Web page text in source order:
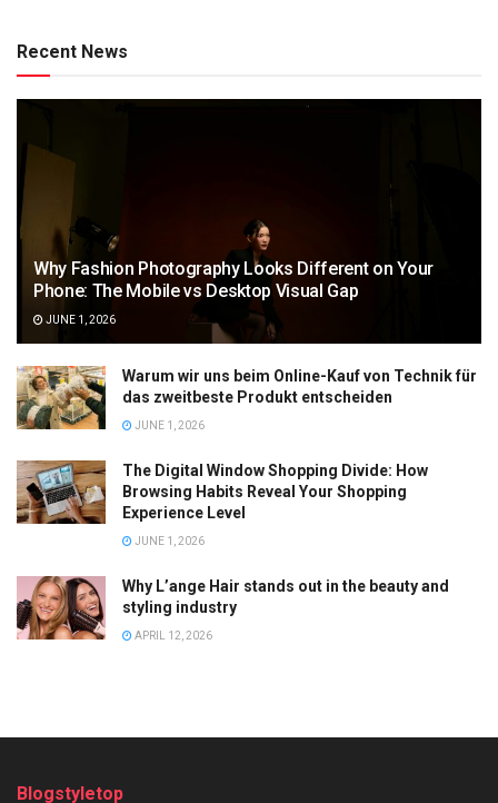
Recent News
Why Fashion Photography Looks Different on Your
Phone: The Mobile vs Desktop Visual Gap
JUNE 1, 2026
Warum wir uns beim Online-Kauf von Technik für
das zweitbeste Produkt entscheiden
JUNE 1, 2026
The Digital Window Shopping Divide: How
Browsing Habits Reveal Your Shopping
Experience Level
JUNE 1, 2026
Why L’ange Hair stands out in the beauty and
styling industry
APRIL 12, 2026
Blogstyletop